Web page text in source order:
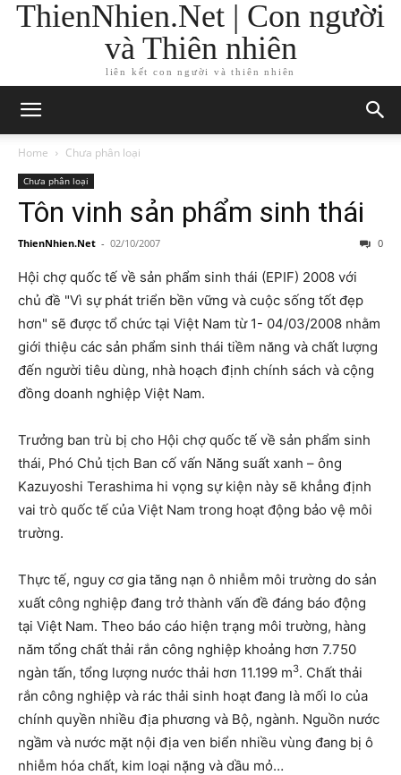
ThienNhien.Net | Con người
và Thiên nhiên
liên kết con người và thiên nhiên
Home Chưa phân loại
Chưa phân loại
Tôn vinh sản phẩm sinh thái
ThienNhien.Net - 02/10/2007 0
Hội chợ quốc tế về sản phẩm sinh thái (EPIF) 2008 với
chủ đề "Vì sự phát triển bền vững và cuộc sống tốt đẹp
hơn" sẽ được tổ chức tại Việt Nam từ 1- 04/03/2008 nhằm
giới thiệu các sản phẩm sinh thái tiềm năng và chất lượng
đến người tiêu dùng, nhà hoạch định chính sách và cộng
đồng doanh nghiệp Việt Nam.
Trưởng ban trù bị cho Hội chợ quốc tế về sản phẩm sinh
thái, Phó Chủ tịch Ban cố vấn Năng suất xanh – ông
Kazuyoshi Terashima hi vọng sự kiện này sẽ khẳng định
vai trò quốc tế của Việt Nam trong hoạt động bảo vệ môi
trường.
Thực tế, nguy cơ gia tăng nạn ô nhiễm môi trường do sản
xuất công nghiệp đang trở thành vấn đề đáng báo động
tại Việt Nam. Theo báo cáo hiện trạng môi trường, hàng
năm tổng chất thải rắn công nghiệp khoảng hơn 7.750
ngàn tấn, tổng lượng nước thải hơn 11.199 m3. Chất thải
rắn công nghiệp và rác thải sinh hoạt đang là mối lo của
chính quyền nhiều địa phương và Bộ, ngành. Nguồn nước
ngầm và nước mặt nội địa ven biển nhiều vùng đang bị ô
nhiễm hóa chất, kim loại nặng và dầu mỏ…